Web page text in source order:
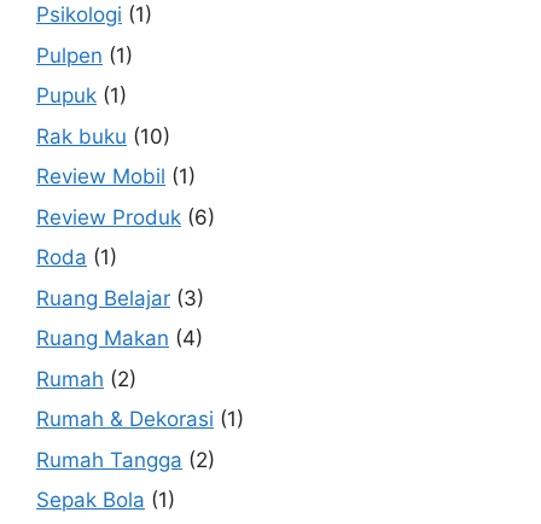
Psikologi (1)
Pulpen (1)
Pupuk (1)
Rak buku (10)
Review Mobil (1)
Review Produk (6)
Roda (1)
Ruang Belajar (3)
Ruang Makan (4)
Rumah (2)
Rumah & Dekorasi (1)
Rumah Tangga (2)
Sepak Bola (1)